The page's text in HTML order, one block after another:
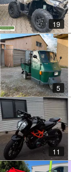
19
5
11